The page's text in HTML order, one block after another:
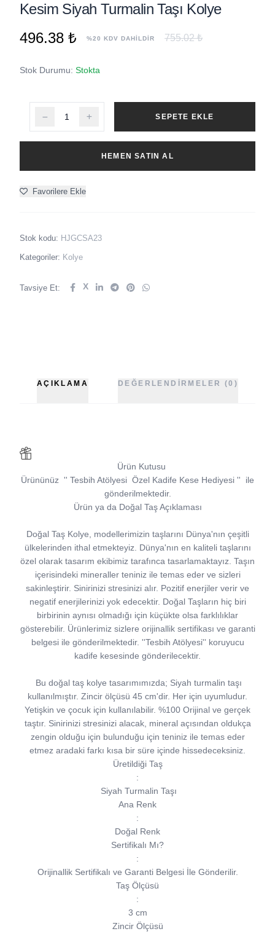
Kesim Siyah Turmalin Taşı Kolye
496.38 ₺
%20 KDV DAHİLDİR 755.02 ₺
Stok Durumu: Stokta
SEPETE EKLE
HEMEN SATIN AL
Favorilere Ekle
Stok kodu: HJGCSA23
Kategoriler: Kolye
Tavsiye Et: X
AÇIKLAMA DEĞERLENDIRMELER (0)
Ürün Kutusu
Ürününüz '' Tesbih Atölyesi Özel Kadife Kese Hediyesi ''
ile
gönderilmektedir.
Ürün ya da Doğal Taş Açıklaması
Doğal Taş Kolye, modellerimizin taşlarını Dünya'nın çeşitli
ülkelerinden ithal etmekteyiz. Dünya'nın en kaliteli taşlarını
özel olarak tasarım ekibimiz tarafınca tasarlamaktayız. Taşın
içerisindeki mineraller teniniz ile temas eder ve sizleri
sakinleştirir. Sinirinizi stresinizi alır. Pozitif enerjiler verir ve
negatif enerjilerinizi yok edecektir. Doğal Taşların hiç biri
birbirinin aynısı olmadığı için küçükte olsa farklılıklar
gösterebilir. Ürünlerimiz sizlere orijinallik sertifikası ve garanti
belgesi ile gönderilmektedir. ''Tesbih Atölyesi'' koruyucu
kadife kesesinde gönderilecektir.
Bu doğal taş kolye tasarımımızda; Siyah turmalin taşı
kullanılmıştır. Zincir ölçüsü 45 cm'dir. Her için uyumludur.
Yetişkin ve çocuk için kullanılabilir. %100 Orijinal ve gerçek
taştır. Sinirinizi stresinizi alacak, mineral açısından oldukça
zengin olduğu için bulunduğu için teniniz ile temas eder
etmez aradaki farkı kısa bir süre içinde hissedeceksiniz.
Üretildiği Taş
:
Siyah Turmalin Taşı
Ana Renk
:
Doğal Renk
Sertifikalı Mı?
:
Orijinallik Sertifikalı ve Garanti Belgesi İle Gönderilir.
Taş Ölçüsü
:
3 cm
Zincir Ölçüsü